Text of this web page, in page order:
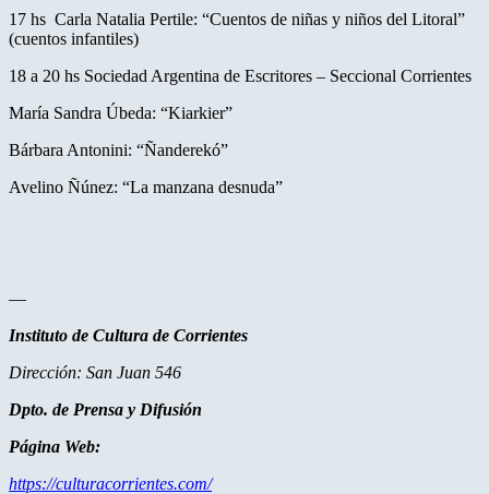
17 hs Carla Natalia Pertile: “Cuentos de niñas y niños del Litoral”
(cuentos infantiles)
18 a 20 hs Sociedad Argentina de Escritores – Seccional Corrientes
María Sandra Úbeda: “Kiarkier”
Bárbara Antonini: “Ñanderekó”
Avelino Ñúnez: “La manzana desnuda”
—
Instituto de Cultura de Corrientes
Dirección: San Juan 546
Dpto. de Prensa y Difusión
Página Web:
https://culturacorrientes.com/